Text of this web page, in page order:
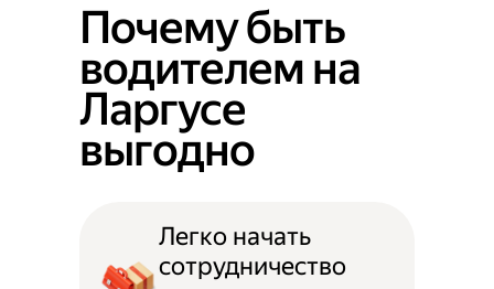
Почему быть
водителем на
Ларгусе
выгодно
Легко начать
сотрудничество